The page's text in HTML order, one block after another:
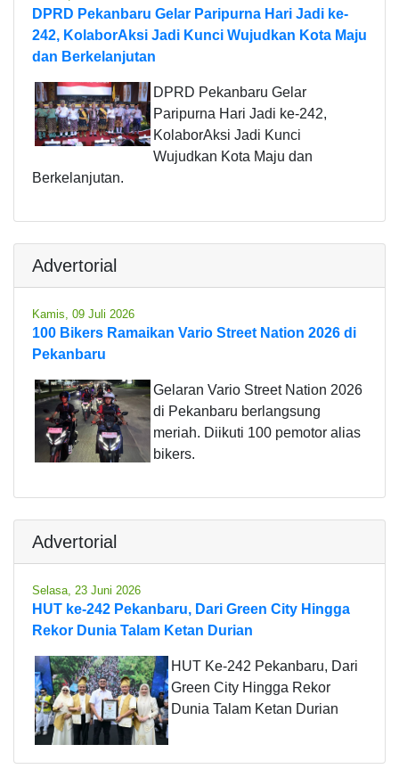
DPRD Pekanbaru Gelar Paripurna Hari Jadi ke-
242, KolaborAksi Jadi Kunci Wujudkan Kota Maju
dan Berkelanjutan
DPRD Pekanbaru Gelar
Paripurna Hari Jadi ke-242,
KolaborAksi Jadi Kunci
Wujudkan Kota Maju dan
Berkelanjutan.
Advertorial
Kamis, 09 Juli 2026
100 Bikers Ramaikan Vario Street Nation 2026 di
Pekanbaru
Gelaran Vario Street Nation 2026
di Pekanbaru berlangsung
meriah. Diikuti 100 pemotor alias
bikers.
Advertorial
Selasa, 23 Juni 2026
HUT ke-242 Pekanbaru, Dari Green City Hingga
Rekor Dunia Talam Ketan Durian
HUT Ke-242 Pekanbaru, Dari
Green City Hingga Rekor
Dunia Talam Ketan Durian